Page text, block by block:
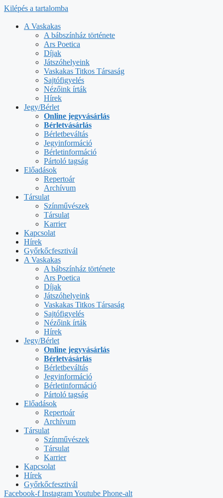
Kilépés a tartalomba
A Vaskakas
A bábszínház története
Ars Poetica
Díjak
Játszóhelyeink
Vaskakas Titkos Társaság
Sajtófigyelés
Nézőink írták
Hírek
Jegy/Bérlet
Online jegyvásárlás
Bérletvásárlás
Bérletbeváltás
Jegyinformáció
Bérletinformáció
Pártoló tagság
Előadások
Repertoár
Archívum
Társulat
Színművészek
Társulat
Karrier
Kapcsolat
Hírek
Győrkőcfesztivál
A Vaskakas
A bábszínház története
Ars Poetica
Díjak
Játszóhelyeink
Vaskakas Titkos Társaság
Sajtófigyelés
Nézőink írták
Hírek
Jegy/Bérlet
Online jegyvásárlás
Bérletvásárlás
Bérletbeváltás
Jegyinformáció
Bérletinformáció
Pártoló tagság
Előadások
Repertoár
Archívum
Társulat
Színművészek
Társulat
Karrier
Kapcsolat
Hírek
Győrkőcfesztivál
Facebook-f InstagramYoutube Phone-alt